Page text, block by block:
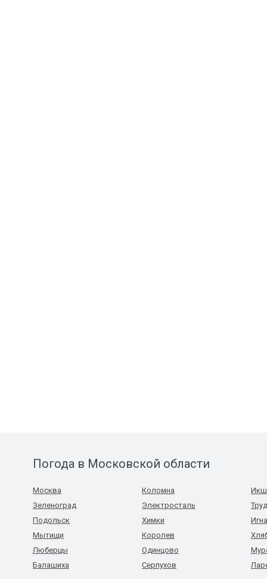
Погода в Московской области
Москва
Зеленоград
Подольск
Мытищи
Люберцы
Балашиха
Коломна
Электросталь
Химки
Королев
Одинцово
Серпухов